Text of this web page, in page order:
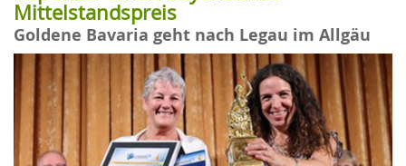
Mittelstandspreis
Goldene Bavaria geht nach Legau im Allgäu